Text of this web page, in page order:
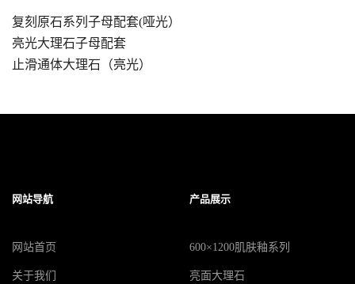
复刻原石系列子母配套(哑光）
亮光大理石子母配套
止滑通体大理石（亮光）
网站导航
网站首页
关于我们
产品展示
600×1200肌肤釉系列
亮面大理石